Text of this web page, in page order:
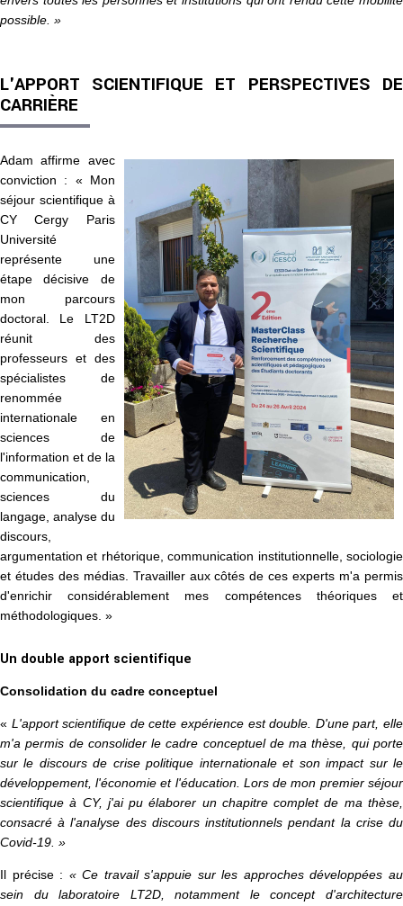
possible. »
L'APPORT SCIENTIFIQUE ET PERSPECTIVES DE
CARRIÈRE
Adam affirme avec
conviction : « Mon
séjour scientifique à
CY Cergy Paris
Université
représente une
étape décisive de
mon parcours
doctoral. Le LT2D
réunit des
professeurs et des
spécialistes de
renommée
internationale en
sciences de
l'information et de la
communication,
sciences du
langage, analyse du
discours,
argumentation et rhétorique, communication institutionnelle, sociologie
et études des médias. Travailler aux côtés de ces experts m'a permis
d'enrichir considérablement mes compétences théoriques et
méthodologiques. »
Un double apport scientifique
Consolidation du cadre conceptuel
« L'apport scientifique de cette expérience est double. D'une part, elle
m'a permis de consolider le cadre conceptuel de ma thèse, qui porte
sur le discours de crise politique internationale et son impact sur le
développement, l'économie et l'éducation. Lors de mon premier séjour
scientifique à CY, j'ai pu élaborer un chapitre complet de ma thèse,
consacré à l'analyse des discours institutionnels pendant la crise du
Covid-19. »
Il précise : « Ce travail s'appuie sur les approches développées au
sein du laboratoire LT2D, notamment le concept d'architecture